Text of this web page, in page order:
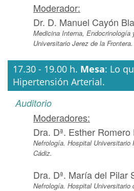
Moderador:
Dr. D. Manuel Cayón
Medicina Interna, Endocrinología
Universitario Jerez de la
17.30 - 19.00 h. Mesa: Lo
Hipertensión Arterial.
Auditorio
Moderadores:
Dra. Dª. Esther
Nefrología. Hospital Universitario
Cádiz.
Dra. Dª. María del Pilar
Nefrología. Hospital Universitario